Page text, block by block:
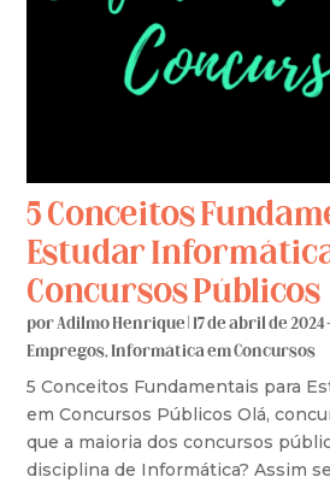
5 Conceitos
Estudar
Concursos Públicos
porAdilmo Henrique| 17 de abril de 2024
Empregos,Informática em Concursos
5 Conceitos Fundamentais para
em Concursos Públicos Olá,
que a maioria dos concursos
disciplina de Informática? Assim